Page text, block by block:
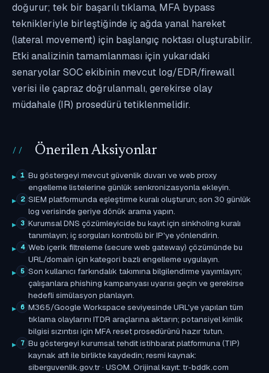
doğurur; tek bir başarılı tıklama, MFA bypass
teknikleriyle birleştiğinde iç ağda yanal hareket
(lateral movement) için başlangıç noktası oluşturabilir.
Etki analizinin tamamlanması için yukarıdaki
senaryolar SOC ekibinin mevcut log/EDR/firewall
verisi ile çapraz doğrulanmalı, gerekirse olay
müdahale (IR) prosedürü tetiklenmelidir.
Önerilen Aksiyonlar
1 Bu göstergeyi mevcut güvenlik duvarı ve web proxy
engelleme listelerine günlük senkronizasyonla ekleyin.
2 SIEM platformunda eşleştirme kuralı oluşturun; son 30 günlük
log verisinde geriye dönük arama yapın.
3 Kurumsal DNS çözümleyicide bu kayıt için sinkholing kuralı
tanımlayın; iç sorguları kontrollü bir IP'ye yönlendirin.
4 Web içerik filtreleme (secure web gateway) çözümünde bu
URL/domain için kategori bazlı engelleme uygulayın.
5 Son kullanıcı farkındalık takımına bilgilendirme yayımlayın;
çalışanlara phishing kampanyası uyarısı geçin ve gerekirse
hedefli simülasyon planlayın.
6 M365/Google Workspace seviyesinde URL'ye yapılan tüm
tıklama olaylarını ITDR araçlarına aktarın; potansiyel kimlik
bilgisi sızıntısı için MFA reset prosedürünü hazır tutun.
7 Bu göstergeyi kurumsal tehdit istihbarat platformuna (TIP)
kaynak atfı ile birlikte kaydedin; resmi kaynak:
siberguvenlik.gov.tr · USOM. Orijinal kayıt: tr-bddk.com